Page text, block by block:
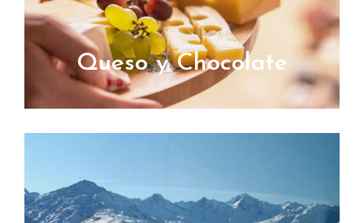
Queso y Chocolate